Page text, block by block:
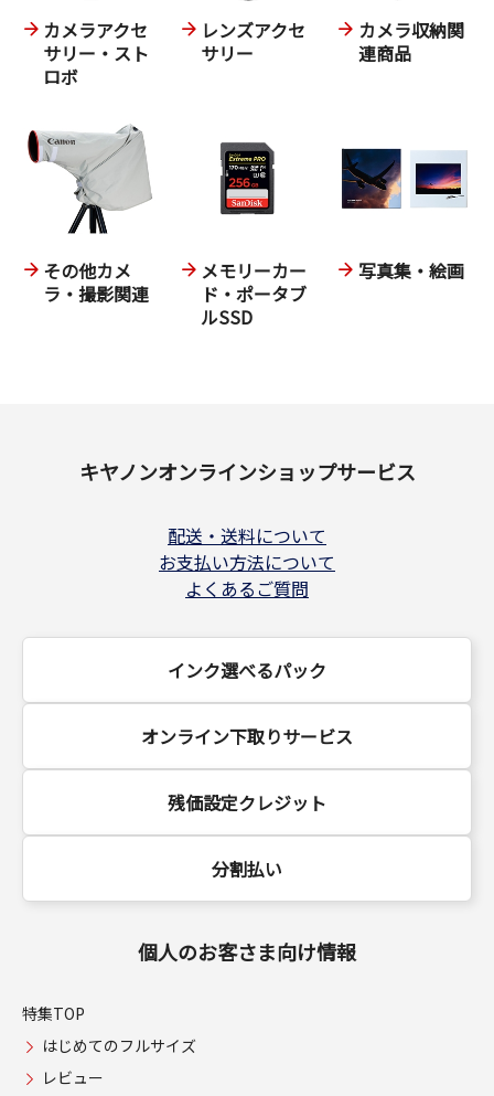
カメラアクセ
サリー・スト
ロボ
レンズアクセ
サリー
カメラ収納関
連商品
その他カメ
ラ・撮影関連
メモリーカー
ド・ポータブ
ルSSD
写真集・絵画
キヤノンオンラインショップサービス
配送・送料について
お支払い方法について
よくあるご質問
インク選べるパック
オンライン下取りサービス
残価設定クレジット
分割払い
個人のお客さま向け情報
特集TOP
はじめてのフルサイズ
レビュー